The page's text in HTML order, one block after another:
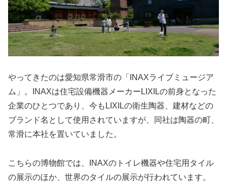
やってきたのは愛知県常滑市の「INAXライブミュージア
ム」。INAXは住宅設備機器メーカーLIXILの前身となった
企業のひとつであり、今もLIXILの衛生陶器、建材などの
ブランド名として使用されていますが、同社は陶器の町、
常滑に本社を置いていました。
こちらの博物館では、INAXのトイレ機器や住宅用タイル
の展示のほか、世界のタイルの展示が行われています。